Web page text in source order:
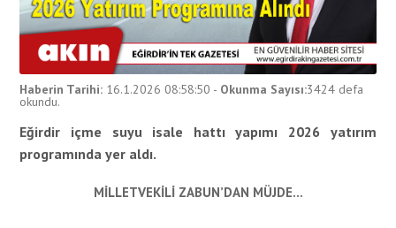
Haberin Tarihi: 16.1.2026 08:58:50 - Okunma Sayısı:3424 defa
okundu.
Eğirdir içme suyu isale hattı yapımı 2026 yatırım
programında yer aldı.
MİLLETVEKİLİ ZABUN’DAN MÜJDE…